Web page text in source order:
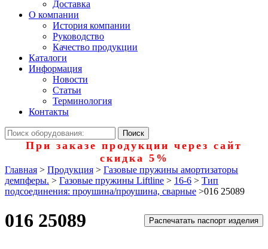
Доставка
О компании
История компании
Руководство
Качество продукции
Каталоги
Информация
Новости
Статьи
Терминология
Контакты
При заказе продукции через сайт
скидка 5%
Главная > Продукция > Газовые пружины амортизаторы
демпферы. > Газовые пружины Liftline > 16-6 > Тип
подсоединения: проушина/проушина, сварные >016 25089
016 25089 Распечатать паспорт изделия